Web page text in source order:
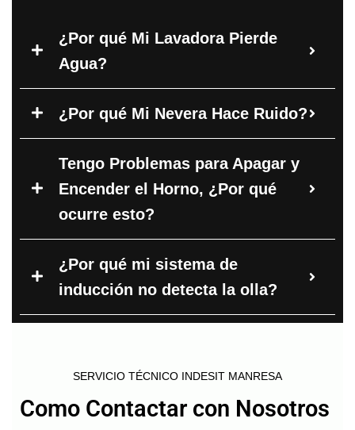
¿Por qué Mi Lavadora Pierde
Agua?
¿Por qué Mi Nevera Hace Ruido?
Tengo Problemas para Apagar y
Encender el Horno, ¿Por qué
ocurre esto?
¿Por qué mi sistema de
inducción no detecta la olla?
SERVICIO TÉCNICO INDESIT MANRESA
Como Contactar con Nosotros